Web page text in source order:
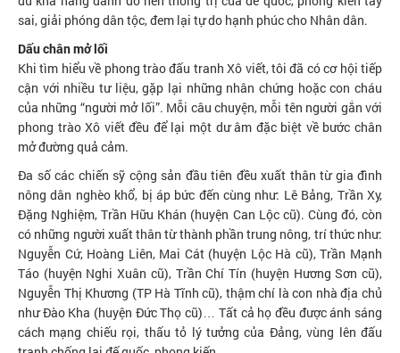
sai, giải phóng dân tộc, đem lại tự do hạnh phúc cho Nhân dân.
Dấu chân mở lối
Khi tìm hiểu về phong trào đấu tranh Xô viết, tôi đã có cơ hội tiếp
cận với nhiều tư liệu, gặp lại những nhân chứng hoặc con cháu
của những “người mở lối”. Mỗi câu chuyện, mỗi tên người gắn với
phong trào Xô viết đều để lại một dư âm đặc biệt về bước chân
mở đường quả cảm.
Đa số các chiến sỹ cộng sản đầu tiên đều xuất thân từ gia đình
nông dân nghèo khổ, bị áp bức đến cùng như: Lê Bảng, Trần Xy,
Đặng Nghiệm, Trần Hữu Khán (huyện Can Lộc cũ). Cùng đó, còn
có những người xuất thân từ thành phần trung nông, trí thức như:
Nguyễn Cứ, Hoàng Liên, Mai Cát (huyện Lộc Hà cũ), Trần Mạnh
Táo (huyện Nghi Xuân cũ), Trần Chí Tín (huyện Hương Sơn cũ),
Nguyễn Thị Khương (TP Hà Tĩnh cũ), thậm chí là con nhà địa chủ
như Đào Kha (huyện Đức Thọ cũ)… Tất cả họ đều được ánh sáng
cách mạng chiếu rọi, thấu tỏ lý tưởng của Đảng, vùng lên đấu